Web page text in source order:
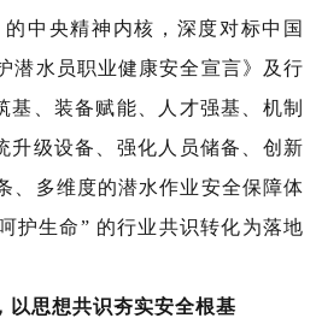
中央精神内核，深度对标中国
潜水员职业健康安全宣言》及行
基、装备赋能、人才强基、机制
升级设备、强化人员储备、创新
、多维度的潜水作业安全保障体
护生命” 的行业共识转化为落地
以思想共识夯实安全根基